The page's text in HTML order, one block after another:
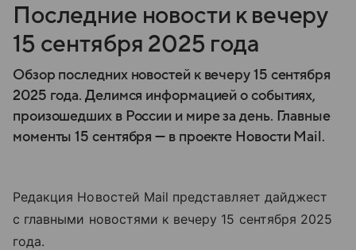
Последние новости к вечеру
15 сентября 2025 года
Обзор последних новостей к вечеру 15 сентября
2025 года. Делимся информацией о событиях,
произошедших в России и мире за день. Главные
моменты 15 сентября — в проекте Новости Mail.
Редакция Новостей Mail представляет дайджест
с главными новостями к вечеру 15 сентября 2025
года.